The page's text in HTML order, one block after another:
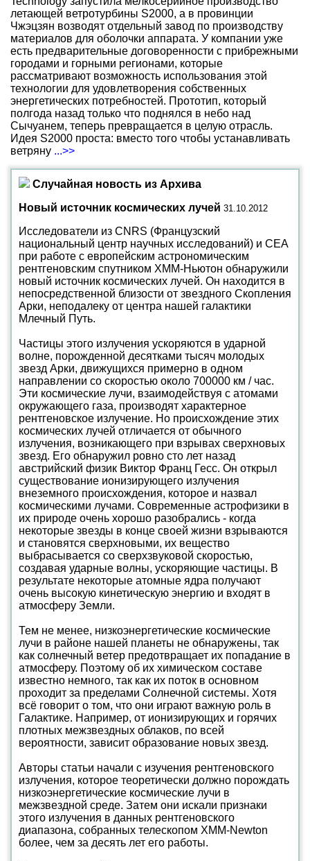
летающей ветротурбины S2000, а в провинции
Чжэцзян возводят отдельный завод по производству
материалов для оболочки аппарата. У компании уже
есть предварительные договоренности с прибрежными
городами и горными регионами, которые
рассматривают возможность использования этой
технологии для удовлетворения собственных
энергетических потребностей. Прототип, который
полгода назад только что поднялся в небо над
Сычуанем, теперь превращается в целую отрасль.
Идея S2000 проста: вместо того чтобы устанавливать
ветряну ...>>
Случайная новость из Архива
Новый источник космических лучей 31.10.2012
Исследователи из CNRS (Французский
национальный центр научных исследований) и CEA
при работе с европейским астрономическим
рентгеновским спутником XMM-Ньютон обнаружили
новый источник космических лучей. Он находится в
непосредственной близости от звездного Скопления
Арки, неподалеку от центра нашей галактики
Млечный Путь.
Частицы этого излучения ускоряются в ударной
волне, порожденной десятками тысяч молодых
звезд Арки, движущихся примерно в одном
направлении со скоростью около 700000 км / час.
Эти космические лучи, взаимодействуя с атомами
окружающего газа, производят характерное
рентгеновское излучение. Но происхождение этих
космических лучей отличается от обычного
излучения, возникающего при взрывах сверхновых
звезд. Его обнаружил ровно сто лет назад
австрийский физик Виктор Франц Гесс. Он открыл
существование ионизирующего излучения
внеземного происхождения, которое и назвал
космическими лучами. Современные астрофизики в
их природе очень хорошо разобрались - когда
некоторые звезды в конце своей жизни взрываются
и становятся сверхновыми, их вещество
выбрасывается со сверхзвуковой скоростью,
создавая ударные волны, ускоряющие частицы. В
результате некоторые атомные ядра получают
очень высокую кинетическую энергию и входят в
атмосферу Земли.
Тем не менее, низкоэнергетические космические
лучи в районе нашей планеты не обнаружены, так
как солнечный ветер предотвращает их попадание в
атмосферу. Поэтому об их химическом составе
известно немного, так как их поток в основном
проходит за пределами Солнечной системы. Хотя
всё говорит о том, что они играют важную роль в
Галактике. Например, от ионизирующих и горячих
плотных межзвездных облаков, по всей
вероятности, зависит образование новых звезд.
Авторы статьи начали с изучения рентгеновского
излучения, которое теоретически должно порождать
низкоэнергетические космические лучи в
межзвездной среде. Затем они искали признаки
этого излучения в данных рентгеновского
диапазона, собранных телескопом XMM-Newton
более, чем за десять лет его работы.